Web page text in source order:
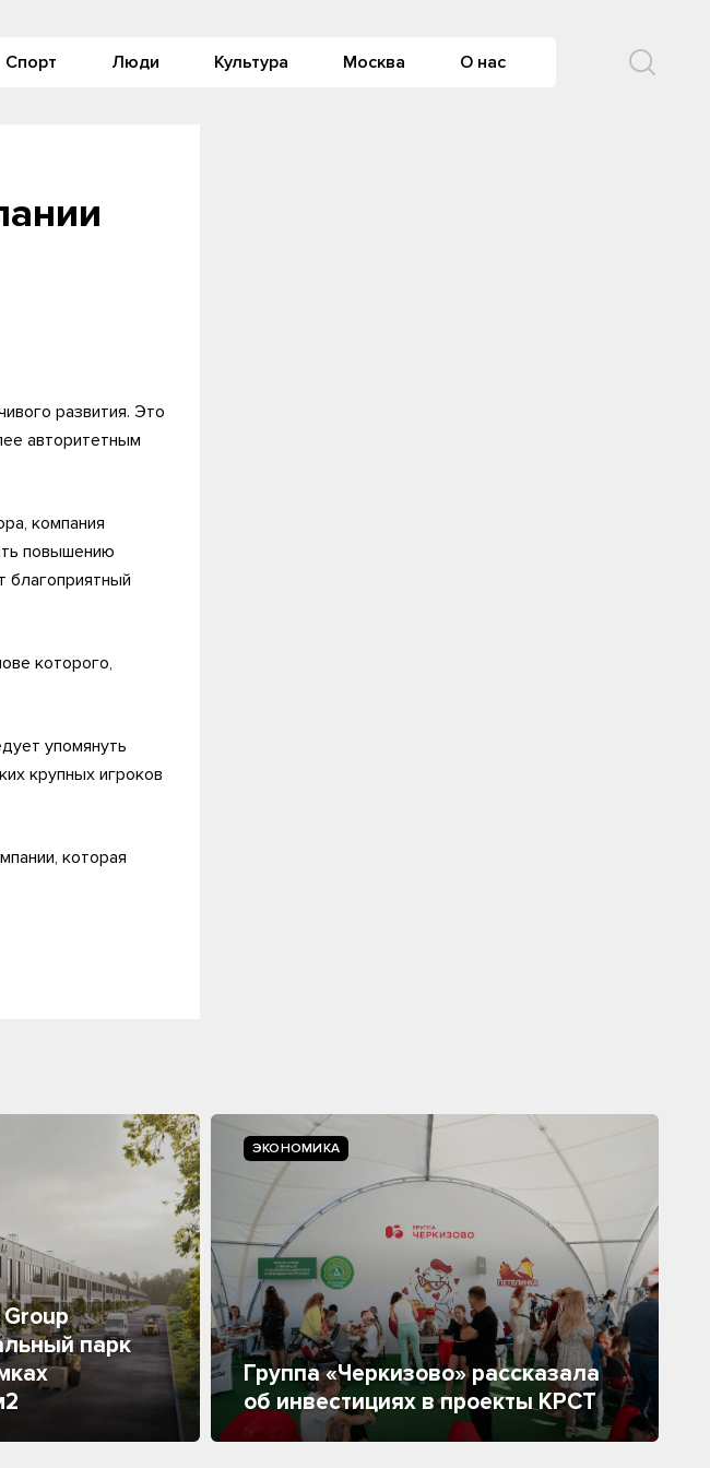
Спорт Люди Культура Москва О нас
развития. Это
авторитетным
компания
повышению
благоприятный
которого,
упомянуть
крупных игроков
которая
парк
ЭКОНОМИКА
Группа «Черкизово» рассказала
об инвестициях в проекты КРСТ